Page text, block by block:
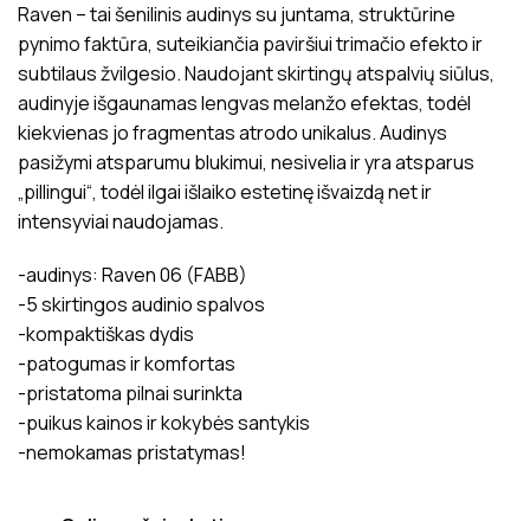
Raven – tai šenilinis audinys su juntama, struktūrine
pynimo faktūra, suteikiančia paviršiui trimačio efekto ir
subtilaus žvilgesio. Naudojant skirtingų atspalvių siūlus,
audinyje išgaunamas lengvas melanžo efektas, todėl
kiekvienas jo fragmentas atrodo unikalus. Audinys
pasižymi atsparumu blukimui, nesivelia ir yra atsparus
„pillingui“, todėl ilgai išlaiko estetinę išvaizdą net ir
intensyviai naudojamas.
-audinys: Raven 06 (FABB)
-5 skirtingos audinio spalvos
-kompaktiškas dydis
-patogumas ir komfortas
-pristatoma pilnai surinkta
-puikus kainos ir kokybės santykis
-nemokamas pristatymas!